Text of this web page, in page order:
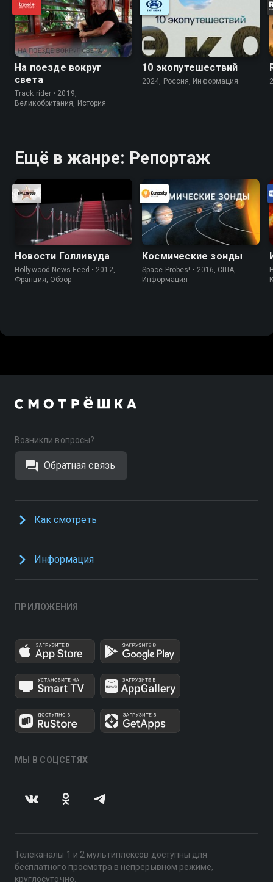
На поезде вокруг
света
Track rider • 2019,
Великобритания, История
10 экопутешествий
2024, Россия, Информация
Ещё в жанре: Репортаж
Новости Голливуда
Hollywood News Feed • 2012,
Франция, Обзор
Космические зонды
Space Probes! • 2016, США,
Информация
Возникли вопросы?
Обратная связь
Как смотреть
Информация
ПРИЛОЖЕНИЯ
МЫ В СОЦСЕТЯХ
Телеканалы 1 и 2 мультиплексов доступны для
бесплатного просмотра в непрерывном режиме,
круглосуточно.